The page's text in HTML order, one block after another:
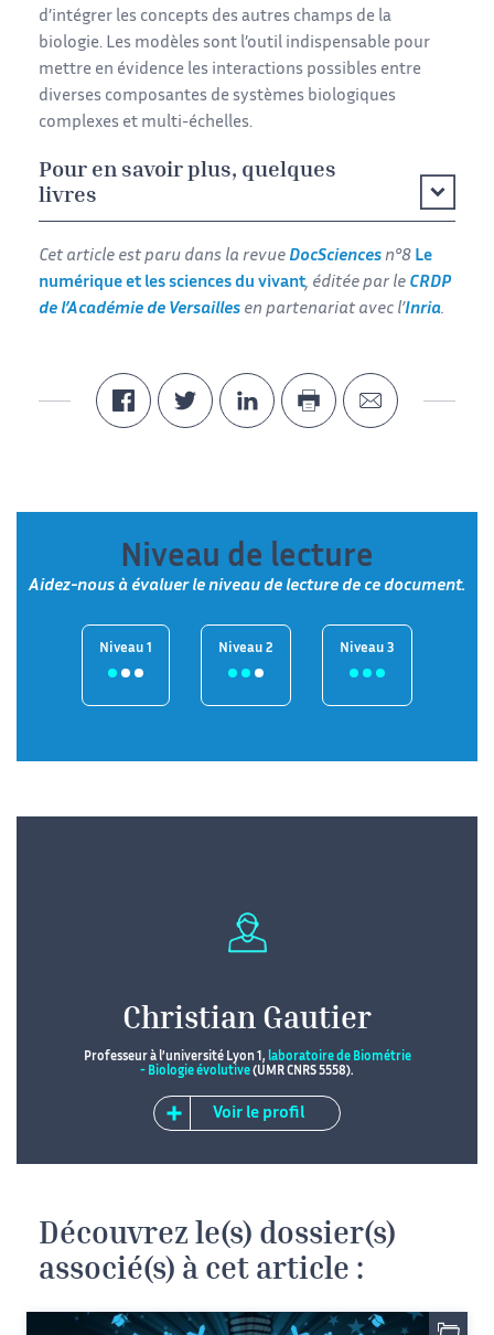
d’intégrer les concepts des autres champs de la
biologie. Les modèles sont l’outil indispensable pour
mettre en évidence les interactions possibles entre
diverses composantes de systèmes biologiques
complexes et multi-échelles.
Pour en savoir plus, quelques
livres
Cet article est paru dans la revue DocSciences n°8 Le
numérique et les sciences du vivant, éditée par le CRDP
de l’Académie de Versailles en partenariat avec l’Inria.
Niveau de lecture
Aidez-nous à évaluer le niveau de lecture de ce document.
Niveau 1 Niveau 2 Niveau 3
Christian Gautier
Professeur à l’université Lyon 1, laboratoire de Biométrie
- Biologie évolutive (UMR CNRS 5558).
Voir le profil
Découvrez le(s) dossier(s)
associé(s) à cet article :